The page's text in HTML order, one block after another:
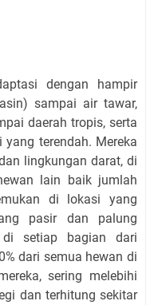
dengan hampir
sampai air tawar,
daerah tropis, serta
terendah. Mereka
lingkungan darat, di
lain baik jumlah
di lokasi yang
pasir dan palung
di setiap bagian dari
dari semua hewan di
sering melebihi
dan terhitung sekitar